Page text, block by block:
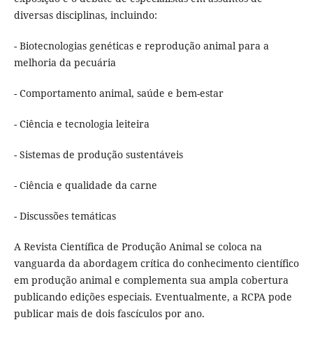
diversas disciplinas, incluindo:
- Biotecnologias genéticas e reprodução animal para a
melhoria da pecuária
- Comportamento animal, saúde e bem-estar
- Ciência e tecnologia leiteira
- Sistemas de produção sustentáveis
- Ciência e qualidade da carne
- Discussões temáticas
A Revista Científica de Produção Animal se coloca na
vanguarda da abordagem crítica do conhecimento científico
em produção animal e complementa sua ampla cobertura
publicando edições especiais. Eventualmente, a RCPA pode
publicar mais de dois fascículos por ano.